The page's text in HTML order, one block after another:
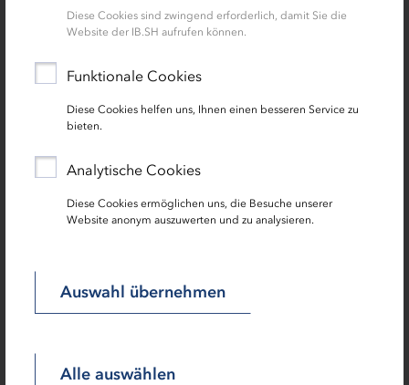
Diese Cookies sind zwingend erforderlich, damit Sie die
Website der IB.SH aufrufen können.
Funktionale Cookies
Diese Cookies helfen uns, Ihnen einen besseren Service zu
bieten.
Analytische Cookies
Diese Cookies ermöglichen uns, die Besuche unserer
Website anonym auszuwerten und zu analysieren.
Auswahl übernehmen
Alle auswählen
die 2009 durch einen Neubau ersetzt wurde, sind die
Die Beratung wird finanziert durch die Europäische
Investitionsberatungsplattform "European Investment